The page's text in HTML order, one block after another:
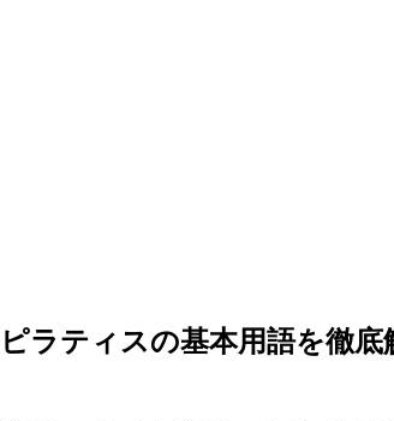
ピラティスの基本用語を徹